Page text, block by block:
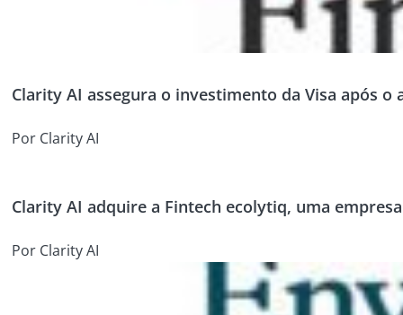
Clarity AI assegura o investimento da Visa após o
Por Clarity AI
Clarity AI adquire a Fintech ecolytiq, uma
Por Clarity AI